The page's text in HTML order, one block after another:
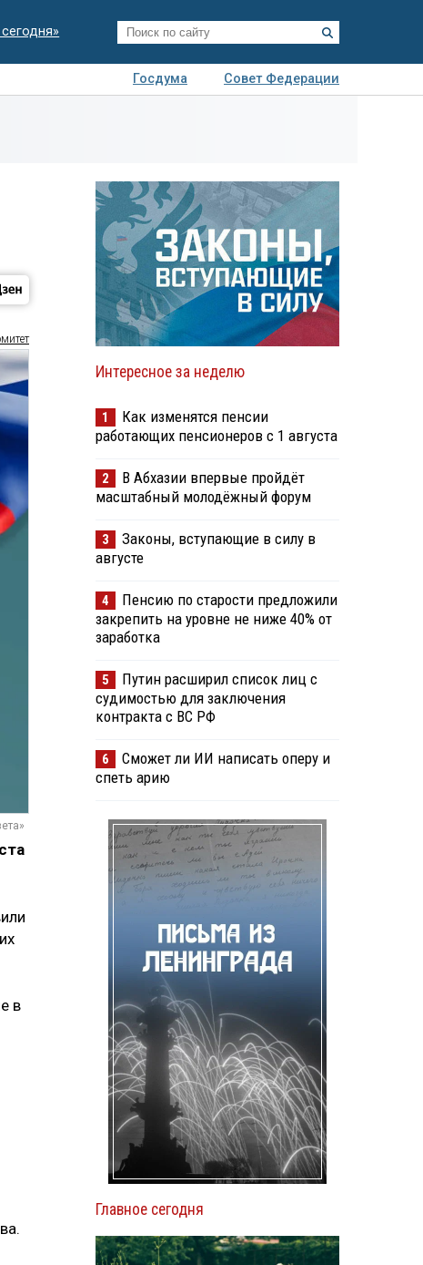
Госдума
Совет Федерации
в
Интересное за неделю
1
Как изменятся пенсии
работающих пенсионеров с 1 августа
2
В Абхазии впервые пройдёт
масштабный молодёжный форум
3
Законы, вступающие в силу в
августе
4
Пенсию по старости предложили
закрепить на уровне не ниже 40% от
заработка
5
Путин расширил список лиц с
судимостью для заключения
контракта с ВС РФ
6
Сможет ли ИИ написать оперу и
спеть арию
Главное сегодня